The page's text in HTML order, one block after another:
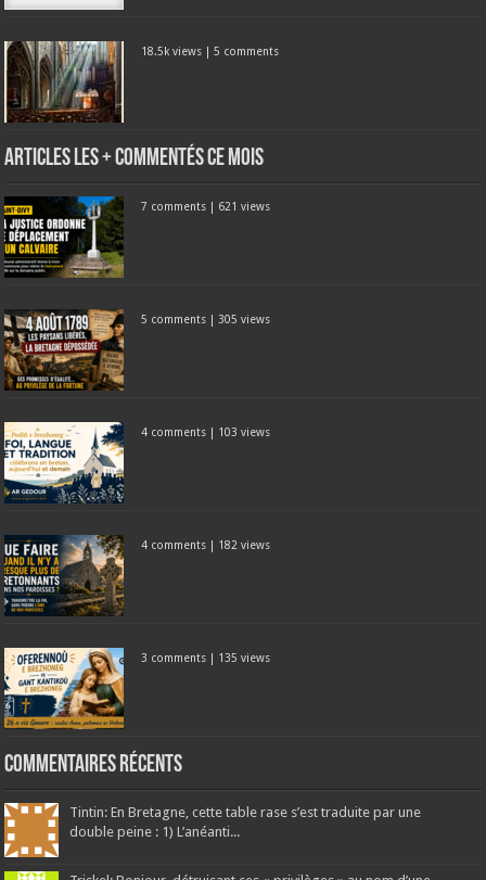
18.5k views |5 comments
Articles les + commentés ce mois
7 comments | 621 views
5 comments | 305 views
4 comments | 103 views
4 comments | 182 views
3 comments | 135 views
Commentaires récents
Tintin: En Bretagne, cette table rase s’est traduite par une
double peine : 1) L’anéanti...